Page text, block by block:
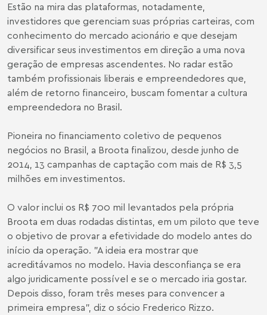
Estão na mira das plataformas, notadamente,
investidores que gerenciam suas próprias carteiras, com
conhecimento do mercado acionário e que desejam
diversificar seus investimentos em direção a uma nova
geração de empresas ascendentes. No radar estão
também profissionais liberais e empreendedores que,
além de retorno financeiro, buscam fomentar a cultura
empreendedora no Brasil.
Pioneira no financiamento coletivo de pequenos
negócios no Brasil, a Broota finalizou, desde junho de
2014, 13 campanhas de captação com mais de R$ 3,5
milhões em investimentos.
O valor inclui os R$ 700 mil levantados pela própria
Broota em duas rodadas distintas, em um piloto que teve
o objetivo de provar a efetividade do modelo antes do
início da operação. "A ideia era mostrar que
acreditávamos no modelo. Havia desconfiança se era
algo juridicamente possível e se o mercado iria gostar.
Depois disso, foram três meses para convencer a
primeira empresa", diz o sócio Frederico Rizzo.